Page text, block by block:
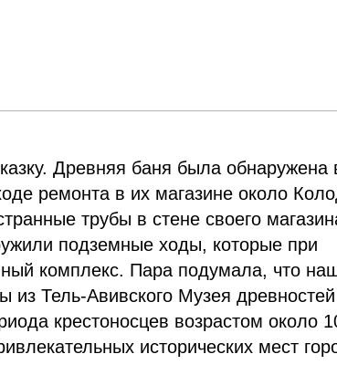
Древняя баня была обнаружена
ремонта в их магазине около
трубы в стене своего
подземные ходы, которые при
комплекс. Пара подумала, что
из Тель-Авивского Музея древностей
крестоносцев возрастом около
исторических мест